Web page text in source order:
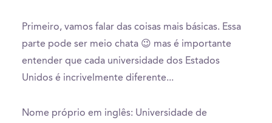
Primeiro, vamos falar das coisas mais básicas. Essa
parte pode ser meio chata 😉 mas é importante
entender que cada universidade dos Estados
Unidos é incrivelmente diferente...
Nome próprio em inglês: Universidade de